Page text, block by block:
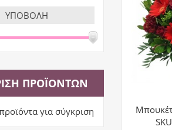
ΠΡΟΪΌΝΤΩΝ
για σύγκριση